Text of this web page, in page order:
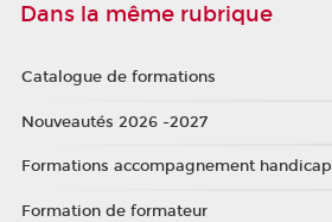
Dans la même rubrique
Catalogue de formations
Nouveautés 2026 -2027
Formations accompagnement handicap
Formation de formateur